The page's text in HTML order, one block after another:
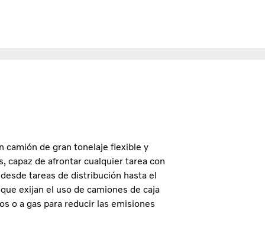
camión de gran tonelaje flexible y
capaz de afrontar cualquier tarea con
tareas de distribución hasta el
exijan el uso de camiones de caja
o a gas para reducir las emisiones